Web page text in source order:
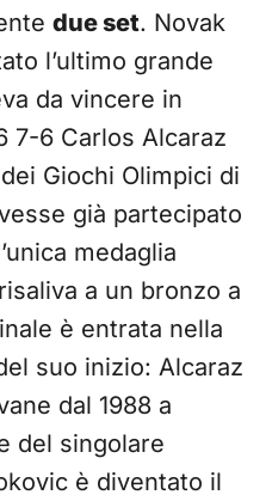
due set. Novak
l’ultimo grande
da vincere in
7-6 Carlos Alcaraz
Giochi Olimpici di
già partecipato
medaglia
a un bronzo a
è entrata nella
suo inizio: Alcaraz
dal 1988 a
del singolare
è diventato il